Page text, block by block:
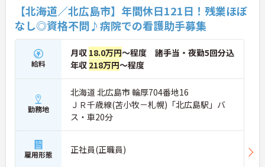
【北海道／北広島市】年間休日121日！残業ほぼ
なし◎資格不問♪病院での看護助手募集
給料
月収 18.0万円～程度 諸手当・夜勤5回分込
年収 218万円～程度
勤務地
北海道 北広島市 輪厚704番地16
ＪＲ千歳線(苫小牧－札幌)「北広島駅」バ
ス・車20分
雇用形態 正社員(正職員)